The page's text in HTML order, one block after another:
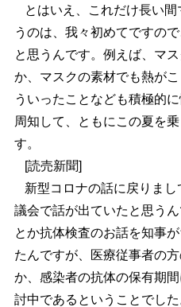
とはいえ、これだけ長い
うのは、我々初めてですの
と思うんです。例えば、マ
か、マスクの素材でも熱が
ういったことなども積極的
周知して、ともにこの夏を
す。
[読売新聞]
新型コロナの話に戻りま
議会で話が出ていたと思う
とか抗体検査のお話を知事
たんですが、医療従事者の
か、感染者の抗体の保有期
討中であるということでした